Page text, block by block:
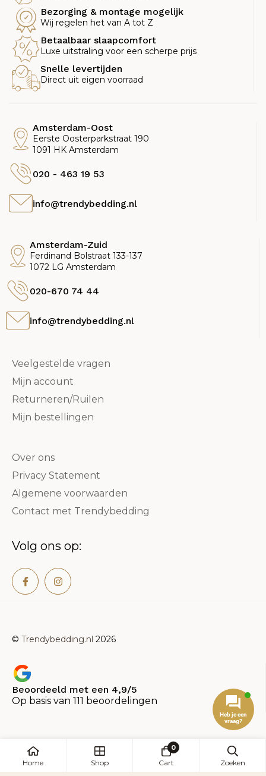
Bezorging & montage mogelijk
Wij regelen het van A tot Z
Betaalbaar slaapcomfort
Luxe uitstraling voor een scherpe prijs
Snelle levertijden
Direct uit eigen voorraad
Amsterdam-Zuid
Ferdinand Bolstraat 133-137
1072 LG Amsterdam
020-670 74 44
info@trendybedding.nl
Amsterdam-Oost
Eerste Oosterparkstraat 190
1091 HK Amsterdam
020 - 463 19 53
info@trendybedding.nl
Veelgestelde vragen
Mijn account
Returneren/Ruilen
Mijn bestellingen
Over ons
Privacy Statement
Algemene voorwaarden
Contact met Trendybedding
Volg ons op:
© Trendybedding.nl 2026
Beoordeeld met een 4,9/5
Op basis van 111 beoordelingen
Home Shop
0
Cart Zoeken
Heb je een
vraag?